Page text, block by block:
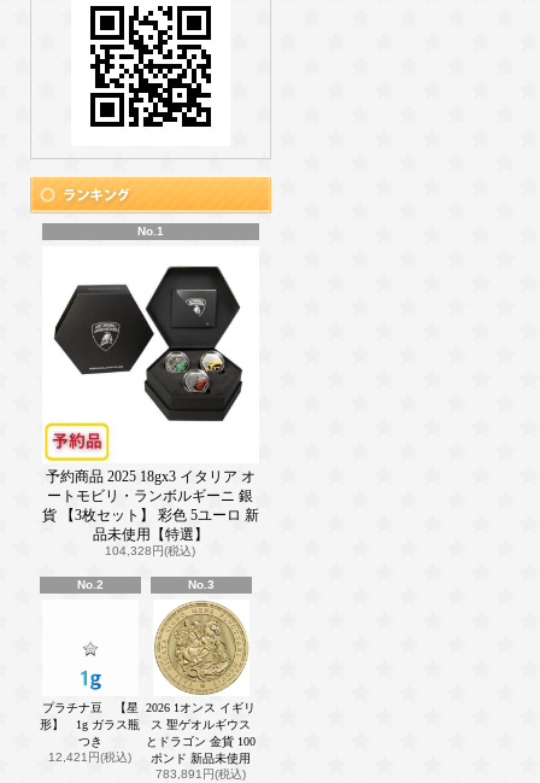
No.1
予約商品 2025 18gx3 イタリア オ
ートモビリ・ランボルギーニ 銀
貨 【3枚セット】 彩色 5ユーロ 新
品未使用【特選】
104,328円(税込)
No.2
プラチナ豆 【星
形】 1g ガラス瓶
つき
12,421円(税込)
No.3
2026 1オンス イギリ
ス 聖ゲオルギウス
とドラゴン 金貨 100
ポンド 新品未使用
783,891円(税込)